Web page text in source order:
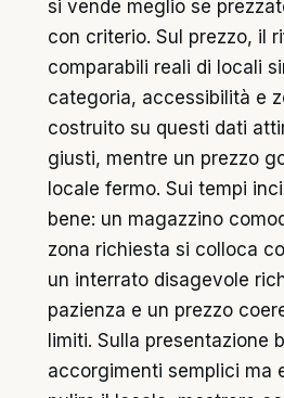
si vende meglio se
con criterio. Sul prezzo, il
comparabili reali di locali
categoria, accessibilità e
costruito su questi dati
giusti, mentre un prezzo
locale fermo. Sui tempi
bene: un magazzino
zona richiesta si colloca
un interrato disagevole
pazienza e un prezzo
limiti. Sulla presentazione
accorgimenti semplici ma